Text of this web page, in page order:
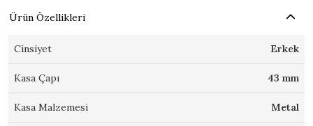
Ürün Özellikleri
Cinsiyet Erkek
Kasa Çapı 43 mm
Kasa Malzemesi Metal